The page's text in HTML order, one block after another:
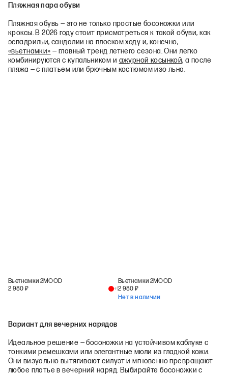
Пляжная пара обуви
Пляжная обувь — это не только простые босоножки или
кроксы. В 2026 году стоит присмотреться к такой обуви, как
эспадрильи, сандалии на плоском ходу и, конечно,
«вьетнамки» — главный тренд летнего сезона. Они легко
комбинируются с купальником и ажурной косынкой, а после
пляжа — с платьем или брючным костюмом изо льна.
Вьетнамки 2MOOD
2 980 ₽ +1
Вьетнамки 2MOOD
2 980 ₽
Нет в наличии
Вариант для вечерних нарядов
Идеальное решение — босоножки на устойчивом каблуке с
тонкими ремешками или элегантные мюли из гладкой кожи.
Они визуально вытягивают силуэт и мгновенно превращают
любое платье в вечерний наряд. Выбирайте босоножки с